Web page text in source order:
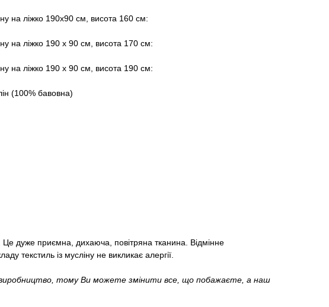
на ліжко 190х90 см, висота 160 см:
на ліжко 190 х 90 см, висота 170 см:
на ліжко 190 х 90 см, висота 190 см:
(100% бавовна)
дуже приємна, дихаюча, повітряна тканина. Відмінне
текстиль із мусліну не викликає алергії.
виробництво, тому Ви можете змінити все, що побажаєте, а наш